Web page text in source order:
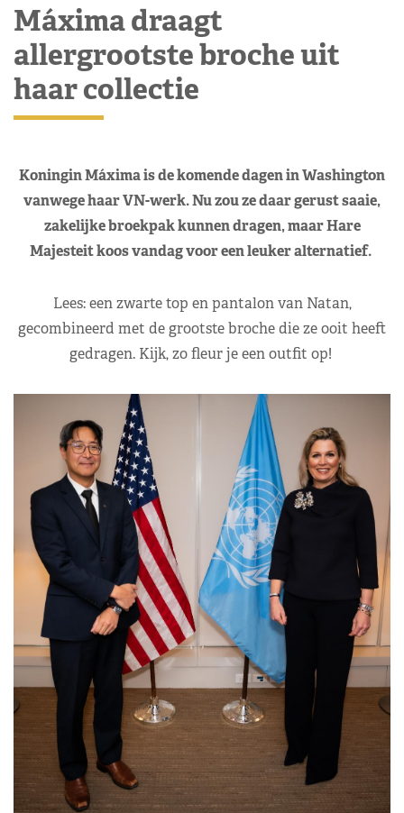
Máxima draagt
allergrootste broche uit
haar collectie
Koningin Máxima is de komende dagen in Washington
vanwege haar VN-werk. Nu zou ze daar gerust saaie,
zakelijke broekpak kunnen dragen, maar Hare
Majesteit koos vandag voor een leuker alternatief.
Lees: een zwarte top en pantalon van Natan,
gecombineerd met de grootste broche die ze ooit heeft
gedragen. Kijk, zo fleur je een outfit op!